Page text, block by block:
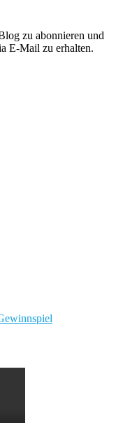
zu abonnieren und
E-Mail zu erhalten.